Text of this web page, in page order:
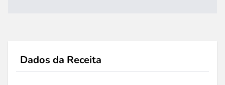
Dados da Receita